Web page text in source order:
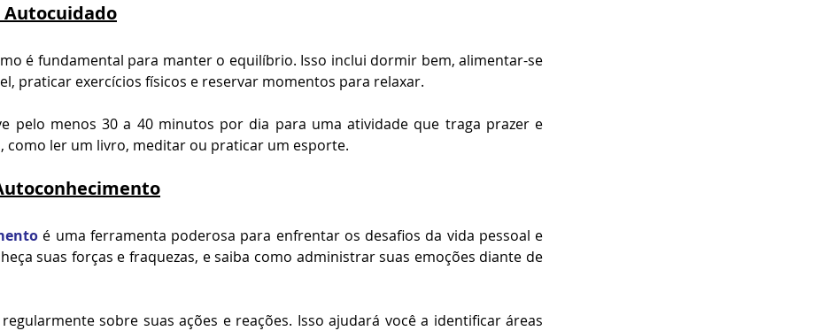
é fundamental para manter o equilíbrio. Isso inclui dormir bem, alimentar-se
praticar exercícios físicos e reservar momentos para relaxar.
pelo menos 30 a 40 minutos por dia para uma atividade que traga prazer e
como ler um livro, meditar ou praticar um esporte.
é uma ferramenta poderosa para enfrentar os desafios da vida pessoal e
suas forças e fraquezas, e saiba como administrar suas emoções diante de
sobre suas ações e reações. Isso ajudará você a identificar áreas